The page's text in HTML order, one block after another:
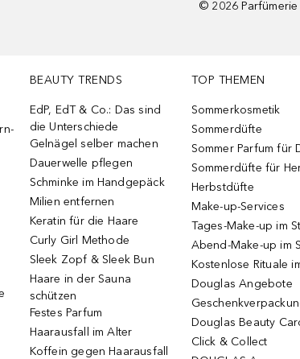
© 2026
BEAUTY TRENDS
EdP, EdT & Co.: Das sind
die Unterschiede
Gelnägel selber machen
Dauerwelle pflegen
Schminke im Handgepäck
Milien entfernen
Keratin für die Haare
Curly Girl Methode
Sleek Zopf & Sleek Bun
Haare in der Sauna
schützen
Festes Parfum
Haarausfall im Alter
Koffein gegen Haarausfall
TOP THEMEN
Sommerkosmetik
Sommerdüfte
Sommer Parfum für
Sommerdüfte für
Herbstdüfte
Make-up-Services
Tages-Make-up im
Abend-Make-up im
Kostenlose Rituale
Douglas Angebote
Douglas Beauty
Click & Collect